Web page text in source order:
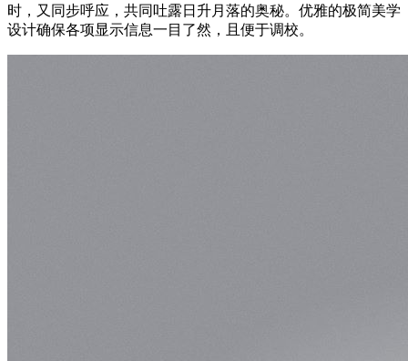
时，又同步呼应，共同吐露日升月落的奥秘。优雅的极简美学
设计确保各项显示信息一目了然，且便于调校。